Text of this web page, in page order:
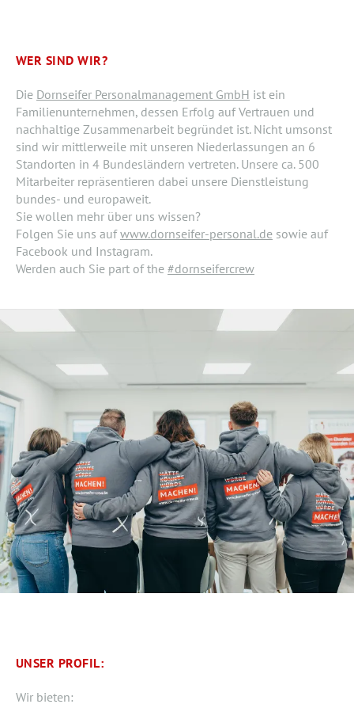
WER SIND WIR?
Die Dornseifer Personalmanagement GmbH ist ein
Familienunternehmen, dessen Erfolg auf Vertrauen und
nachhaltige Zusammenarbeit begründet ist. Nicht umsonst
sind wir mittlerweile mit unseren Niederlassungen an 6
Standorten in 4 Bundesländern vertreten. Unsere ca. 500
Mitarbeiter repräsentieren dabei unsere Dienstleistung
bundes- und europaweit.
Sie wollen mehr über uns wissen?
Folgen Sie uns aufwww.dornseifer-personal.de sowie auf
Facebook und Instagram.
Werden auch Sie part of the #dornseifercrew
UNSER PROFIL:
Wir bieten: